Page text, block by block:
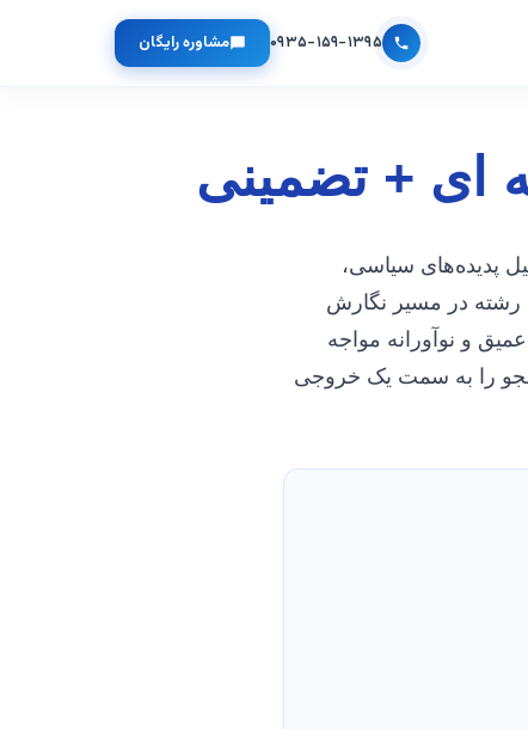
۰۹۳۵-۱۵۹-۱۳۹۵ مشاوره رایگان
ای + تضمینی
پدیده‌های سیاسی،
رشته در مسیر نگارش
و نوآورانه مواجه
را به سمت یک خروجی